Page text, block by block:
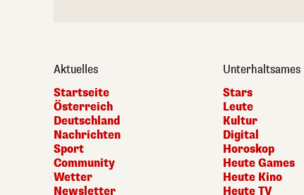
Aktuelles
Startseite
Österreich
Deutschland
Nachrichten
Sport
Community
Wetter
Newsletter
Unterhaltsames
Stars
Leute
Kultur
Digital
Horoskop
Heute Games
Heute Kino
Heute TV